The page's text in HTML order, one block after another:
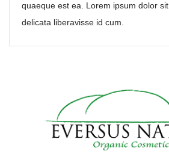
quaeque est ea. Lorem ipsum dolor
delicata liberavisse id cum.